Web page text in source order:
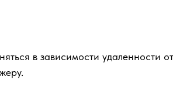
в зависимости